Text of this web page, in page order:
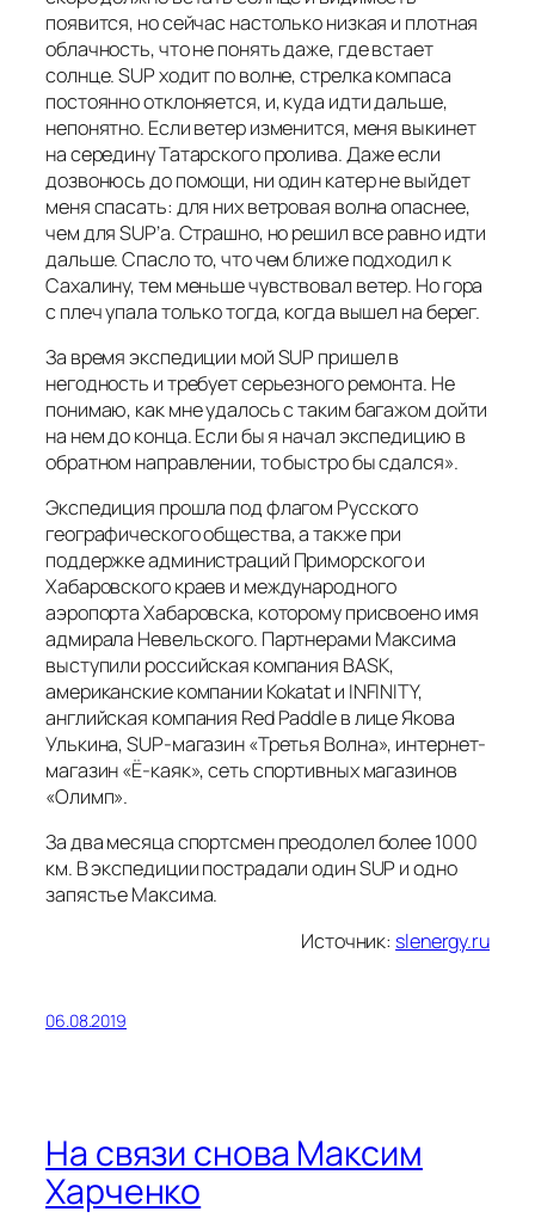
появится, но сейчас настолько низкая и плотная
облачность, что не понять даже, где встает
солнце. SUP ходит по волне, стрелка компаса
постоянно отклоняется, и, куда идти дальше,
непонятно. Если ветер изменится, меня выкинет
на середину Татарского пролива. Даже если
дозвонюсь до помощи, ни один катер не выйдет
меня спасать: для них ветровая волна опаснее,
чем для SUP’а. Страшно, но решил все равно идти
дальше. Спасло то, что чем ближе подходил к
Сахалину, тем меньше чувствовал ветер. Но гора
с плеч упала только тогда, когда вышел на берег.
За время экспедиции мой SUP пришел в
негодность и требует серьезного ремонта. Не
понимаю, как мне удалось с таким багажом дойти
на нем до конца. Если бы я начал экспедицию в
обратном направлении, то быстро бы сдался».
Экспедиция прошла под флагом Русского
географического общества, а также при
поддержке администраций Приморского и
Хабаровского краев и международного
аэропорта Хабаровска, которому присвоено имя
адмирала Невельского. Партнерами Максима
выступили российская компания BASK,
американские компании Kokatat и INFINITY,
английская компания Red Paddle в лице Якова
Улькина, SUP-магазин «Третья Волна», интернет-
магазин «Ё-каяк», сеть спортивных магазинов
«Олимп».
За два месяца спортсмен преодолел более 1000
км. В экспедиции пострадали один SUP и одно
запястье Максима.
Источник: slenergy.ru
06.08.2019
На связи снова Максим
Харченко